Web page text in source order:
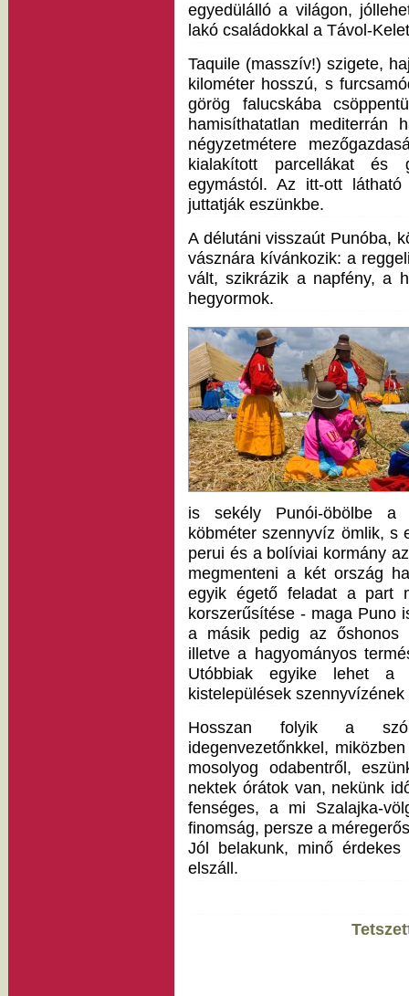
egyedülálló a világon,
lakó családokkal a Távol-
Taquile (masszív!) szigete,
kilométer hosszú, s
görög falucskába
hamisíthatatlan mediterrán
négyzetmétere
kialakított parcellákat és
egymástól. Az itt-ott
juttatják eszünkbe.
A délutáni visszaút Punóba,
vásznára kívánkozik: a
vált, szikrázik a napfény, a
hegyormok.
is sekély Punói-öbölbe a
köbméter szennyvíz ömlik, s
perui és a bolíviai kormány
megmenteni a két ország
egyik égető feladat a part
korszerűsítése - maga Puno
a másik pedig az őshonos
illetve a hagyományos
Utóbbiak egyike lehet a
kistelepülések
Hosszan folyik a
idegenvezetőnkkel,
mosolyog odabentről,
nektek órátok van, nekünk
fenséges, a mi Szalajka-
finomság, persze a
Jól belakunk, minő
elszáll.